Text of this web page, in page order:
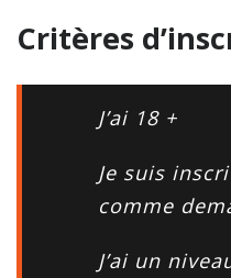
Critères
J’ai 18 +
Je suis
comme
J’ai un